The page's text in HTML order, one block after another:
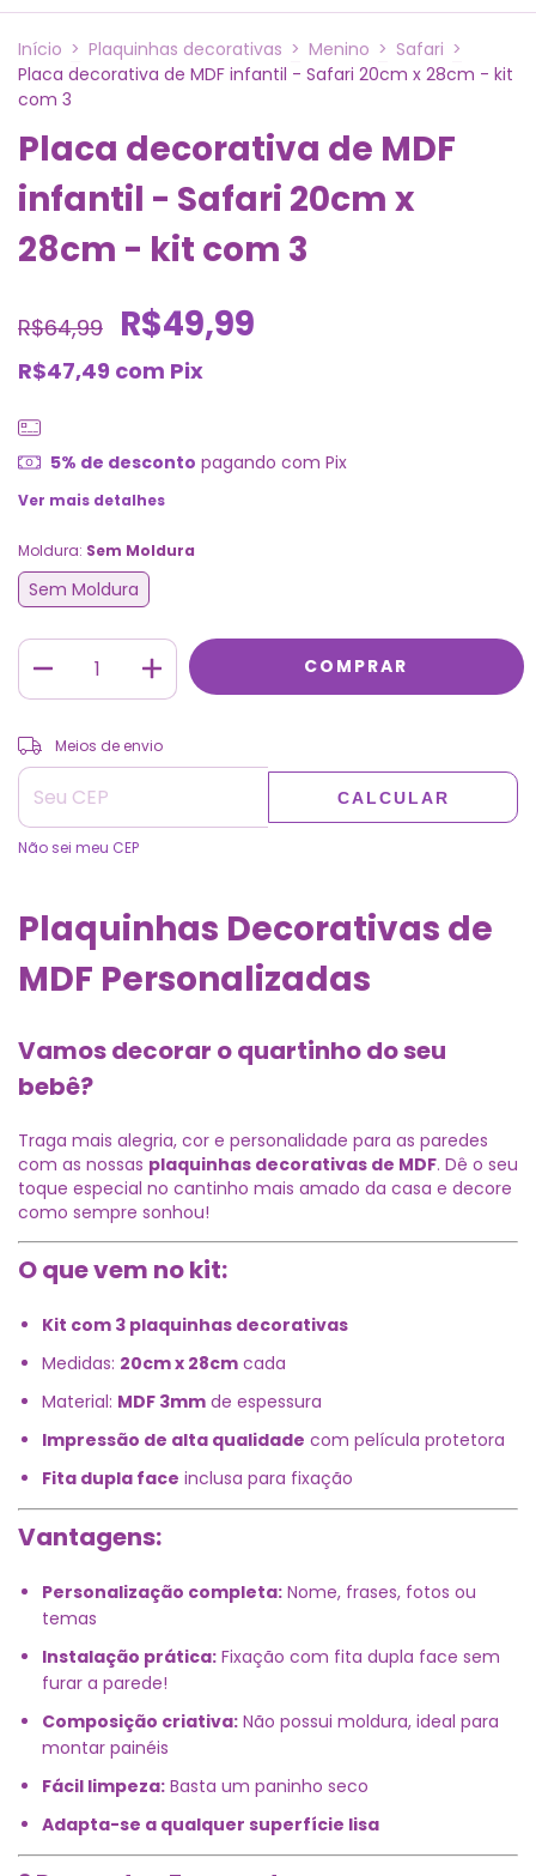
Início > Plaquinhas decorativas > Menino > Safari >
Placa decorativa de MDF infantil - Safari 20cm x 28cm - kit
com 3
Placa decorativa de MDF
infantil - Safari 20cm x
28cm - kit com 3
R$64,99 R$49,99
R$47,49 com Pix
5% de desconto pagando com Pix
Ver mais detalhes
Moldura: Sem Moldura
Sem Moldura
Entregas para o CEP:
Meios de envio
CALCULAR
Não sei meu CEP
Plaquinhas Decorativas de
MDF Personalizadas
Vamos decorar o quartinho do seu
bebê?
Traga mais alegria, cor e personalidade para as paredes
com as nossas plaquinhas decorativas de MDF. Dê o seu
toque especial no cantinho mais amado da casa e decore
como sempre sonhou!
O que vem no kit:
Kit com 3 plaquinhas decorativas
Medidas: 20cm x 28cm cada
Material: MDF 3mm de espessura
Impressão de alta qualidade com película protetora
Fita dupla face inclusa para fixação
Vantagens:
Personalização completa: Nome, frases, fotos ou
temas
Instalação prática: Fixação com fita dupla face sem
furar a parede!
Composição criativa: Não possui moldura, ideal para
montar painéis
Fácil limpeza: Basta um paninho seco
Adapta-se a qualquer superfície lisa